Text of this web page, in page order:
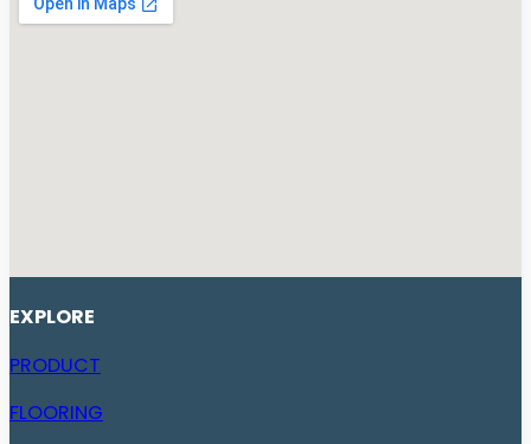
EXPLORE
PRODUCT
FLOORING